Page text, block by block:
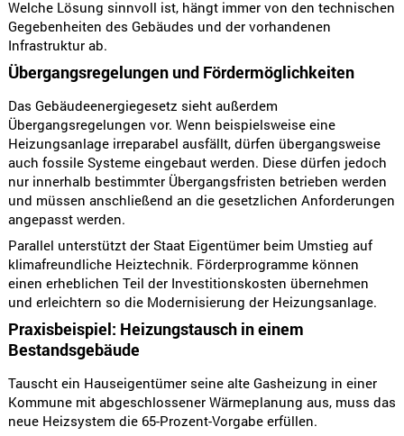
Welche Lösung sinnvoll ist, hängt immer von den technischen
Gegebenheiten des Gebäudes und der vorhandenen
Infrastruktur ab.
Übergangsregelungen und Fördermöglichkeiten
Das Gebäudeenergiegesetz sieht außerdem
Übergangsregelungen vor. Wenn beispielsweise eine
Heizungsanlage irreparabel ausfällt, dürfen übergangsweise
auch fossile Systeme eingebaut werden. Diese dürfen jedoch
nur innerhalb bestimmter Übergangsfristen betrieben werden
und müssen anschließend an die gesetzlichen Anforderungen
angepasst werden.
Parallel unterstützt der Staat Eigentümer beim Umstieg auf
klimafreundliche Heiztechnik. Förderprogramme können
einen erheblichen Teil der Investitionskosten übernehmen
und erleichtern so die Modernisierung der Heizungsanlage.
Praxisbeispiel: Heizungstausch in einem
Bestandsgebäude
Tauscht ein Hauseigentümer seine alte Gasheizung in einer
Kommune mit abgeschlossener Wärmeplanung aus, muss das
neue Heizsystem die 65-Prozent-Vorgabe erfüllen.